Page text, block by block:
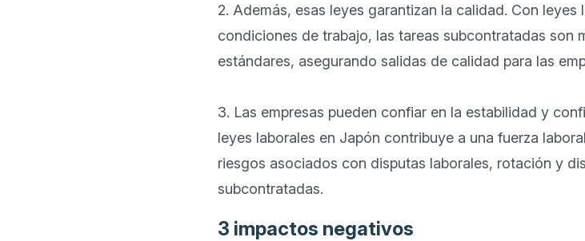
2. Además, esas leyes garantizan la calidad. Con leyes
condiciones de trabajo, las tareas subcontratadas son
estándares, asegurando salidas de calidad para las
3. Las empresas pueden confiar en la estabilidad y
leyes laborales en Japón contribuye a una fuerza
riesgos asociados con disputas laborales, rotación y
3 impactos negativos